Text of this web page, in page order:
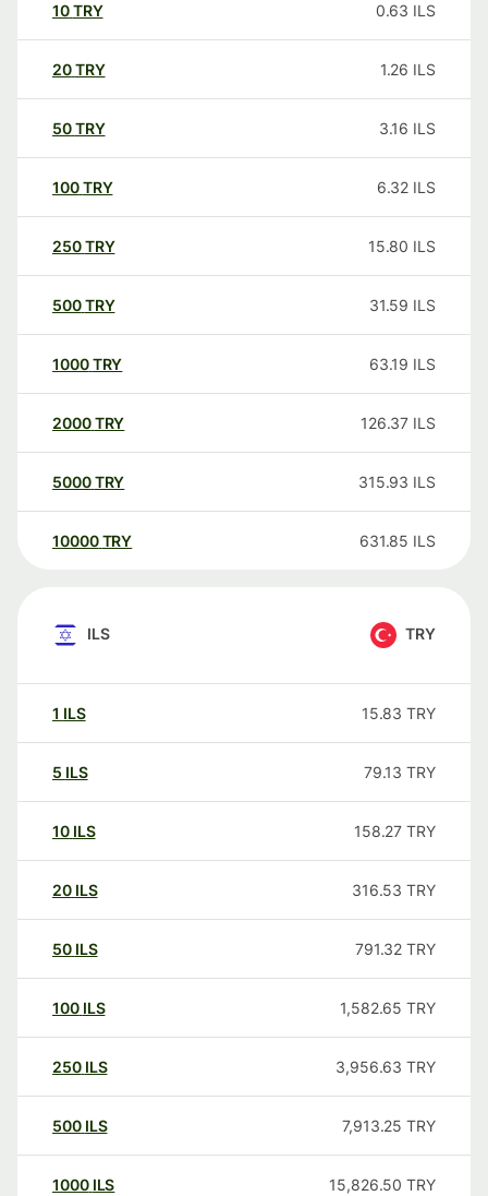
10TRY 0.63 ILS
20TRY 1.26 ILS
50TRY 3.16 ILS
100TRY 6.32 ILS
250TRY 15.80 ILS
500TRY 31.59 ILS
1000TRY 63.19 ILS
2000TRY 126.37 ILS
5000TRY 315.93 ILS
10000 TRY 631.85 ILS
ILS TRY
1 ILS 15.83 TRY
5 ILS 79.13 TRY
10 ILS 158.27 TRY
20 ILS 316.53 TRY
50 ILS 791.32 TRY
100 ILS 1,582.65 TRY
250 ILS 3,956.63 TRY
500 ILS 7,913.25 TRY
1000 ILS 15,826.50 TRY